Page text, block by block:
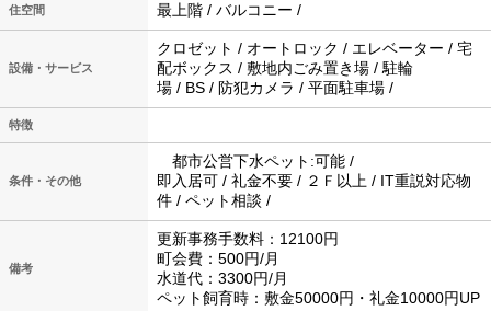
住空間 最上階 / バルコニー /
設備・サービス
クロゼット / オートロック / エレベーター / 宅
配ボックス / 敷地内ごみ置き場 / 駐輪
場 / BS / 防犯カメラ / 平面駐車場 /
特徴
条件・その他
都市公営下水ペット:可能 /
即入居可 / 礼金不要 / ２Ｆ以上 / IT重説対応物
件 / ペット相談 /
備考
更新事務手数料：12100円
町会費：500円/月
水道代：3300円/月
ペット飼育時：敷金50000円・礼金10000円UP